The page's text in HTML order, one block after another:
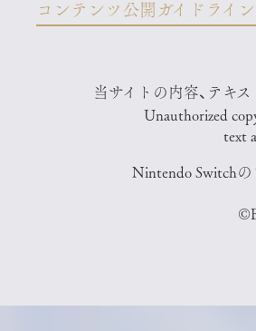
コンテンツ公開ガイドライン
当サイトの内容、テキ
Unauthorized
text
Nintendo Switch